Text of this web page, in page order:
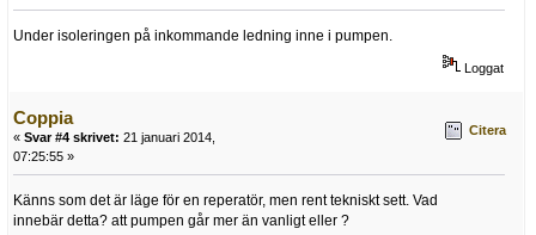
Under isoleringen på inkommande ledning inne i pumpen.
Loggat
Coppia
« Svar #4 skrivet: 21 januari 2014,
07:25:55 »
Citera
Känns som det är läge för en reperatör, men rent tekniskt sett. Vad
innebär detta? att pumpen går mer än vanligt eller ?